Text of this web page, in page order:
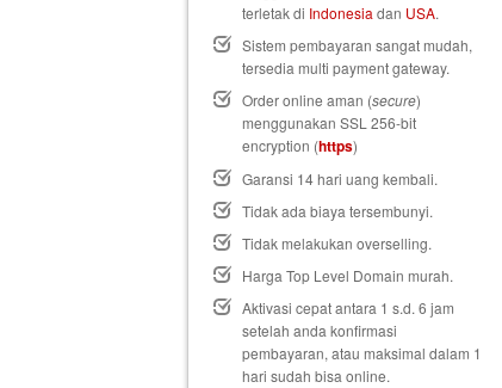
terletak di Indonesia dan USA.
Sistem pembayaran sangat mudah,
tersedia multi payment gateway.
Order online aman (secure)
menggunakan SSL 256-bit
encryption (https)
Garansi 14 hari uang kembali.
Tidak ada biaya tersembunyi.
Tidak melakukan overselling.
Harga Top Level Domain murah.
Aktivasi cepat antara 1 s.d. 6 jam
setelah anda konfirmasi
pembayaran, atau maksimal dalam 1
hari sudah bisa online.